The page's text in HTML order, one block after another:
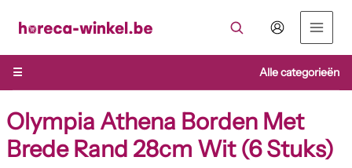
naar
inhoud
☰
Alle categorieën
Olympia Athena Borden Met
Brede Rand 28cm Wit (6 Stuks)